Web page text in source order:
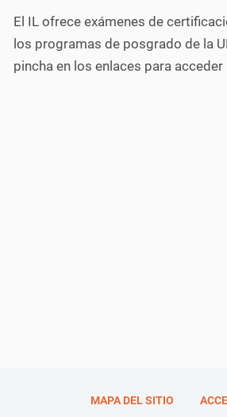
El IL ofrece exámenes de
los programas de posgrado de la
pincha en los enlaces para
MAPA DEL SITIO